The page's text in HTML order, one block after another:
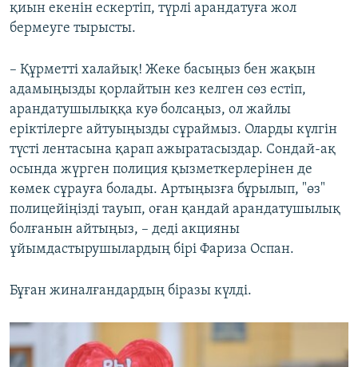
қиын екенін ескертіп, түрлі арандатуға жол
бермеуге тырысты.
– Құрметті халайық! Жеке басыңыз бен жақын
адамыңызды қорлайтын кез келген сөз естіп,
арандатушылыққа куә болсаңыз, ол жайлы
еріктілерге айтуыңызды сұраймыз. Оларды күлгін
түсті лентасына қарап ажыратасыздар. Сондай-ақ
осында жүрген полиция қызметкерлерінен де
көмек сұрауға болады. Артыңызға бұрылып, "өз"
полицейіңізді тауып, оған қандай арандатушылық
болғанын айтыңыз, – деді акцияны
ұйымдастырушылардың бірі Фариза Оспан.
Бұған жиналғандардың біразы күлді.